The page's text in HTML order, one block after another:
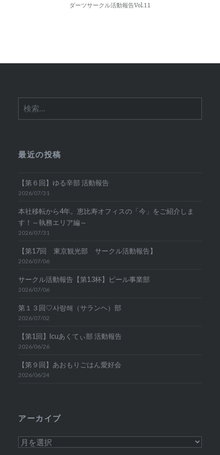
ン
ダーツサークル活動報告Vol.11
索:
最近の投稿
【第６回】ゆる辛部 活動報告
2026/07/31
本社移転から4年。恵比寿オフィスの「今」をご紹介しま
す！～執務エリア編～
2026/07/31
【第17回 東京観光部 サークル活動報告】
2026/07/06
サークル活動報告【第13杯】ビール事業部
2026/07/06
第１３回♡사랑해（サランヘ）部
2026/07/02
【第1回】lcuあくてぃ部 活動報告
2026/06/26
【第９回】あおもりごはん愛好会
2026/06/24
アーカイブ
ア